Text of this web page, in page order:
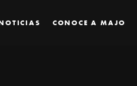
CONOCE A MAJO